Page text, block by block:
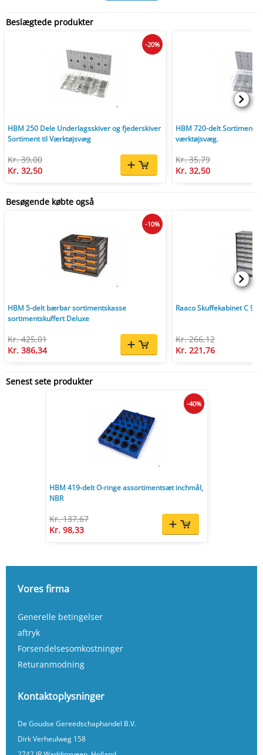
Beslægtede produkter
HBM 250 Dele Underlagsskiver og fjederskiver
Sortiment til Værktøjsvæg
Kr. 39,00
Kr. 32,50
-20%
HBM 720-delt
værktøjsvæg.
Kr. 35,79
Kr. 32,50
Besøgende købte også
HBM 5-delt bærbar sortimentskasse
sortimentskuffert Deluxe
Kr. 425,01
Kr. 386,34
-10%
Raaco Skuffekabinet C 9-
Kr. 266,12
Kr. 221,76
Senest sete produkter
HBM 419-delt O-ringe assortimentsæt inchmål,
NBR
Kr. 137,67
Kr. 98,33
-40%
Vores firma
Generelle betingelser
aftryk
Forsendelsesomkostninger
Returanmodning
Kontaktoplysninger
De Goudse Gereedschaphandel B.V.
Dirk Verheulweg 158